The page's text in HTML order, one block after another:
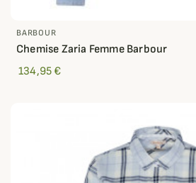
BARBOUR
Chemise Zaria Femme Barbour
134,95 €